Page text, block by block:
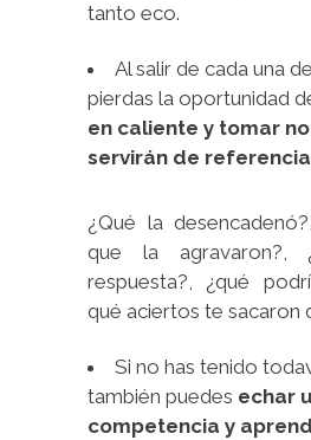
tanto eco.
Al salir de cada una
pierdas la oportunidad
en caliente y tomar
servirán de
¿Qué la
que la agravaron?,
respuesta?, ¿qué
qué aciertos te sacaron
Si no has tenido
también puedes echar
competencia y